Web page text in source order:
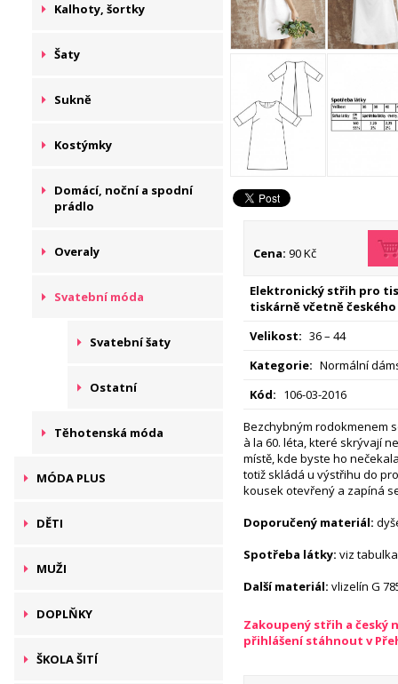
Kalhoty, šortky
Šaty
Sukně
Kostýmky
Domácí, noční a spodní
prádlo
Overaly
Svatební móda
Svatební šaty
Ostatní
Těhotenská móda
MÓDA PLUS
DĚTI
MUŽI
DOPLŇKY
ŠKOLA ŠITÍ
Cena: 90 Kč
Elektronický střih pro
tiskárně včetně českého
Velikost: 36 – 44
Kategorie: Normální
Kód: 106-03-2016
Bezchybným rodokmenem
à la 60. léta, které skrývají
místě, kde byste ho
totiž skládá u výstřihu do
kousek otevřený a zapíná
Doporučený materiál:
Spotřeba látky: viz tabulka
Další materiál: vlizelín G
Zakoupený střih a český
přihlášení stáhnout v